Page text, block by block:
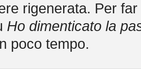
rigenerata. Per
Ho dimenticato la
poco tempo.